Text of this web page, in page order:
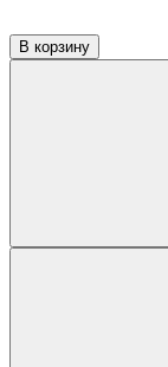
В корзину